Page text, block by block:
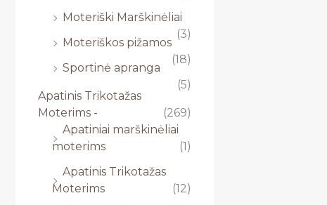
Moteriški Marškinėliai
(3)
Moteriškos pižamos
(18)
Sportinė apranga
(5)
Apatinis Trikotažas
Moterims -
(269)
Apatiniai marškinėliai
moterims
(1)
Apatinis Trikotažas
Moterims
(12)